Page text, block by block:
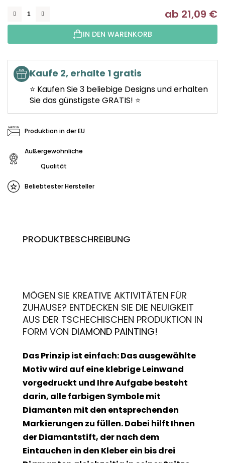
ab 21,09 €
IN DEN WARENKORB
Kaufe 2, erhalte 1 gratis
⭐ Kaufen Sie 3 beliebige Designs und erhalten
Sie das günstigste GRATIS! ⭐
Produktion in der EU
Außergewöhnliche
Qualität
Beliebtester Hersteller
PRODUKTBESCHREIBUNG
MÖGEN SIE KREATIVE AKTIVITÄTEN FÜR
ZUHAUSE? ENTDECKEN SIE DIE NEUIGKEIT
AUS DER TSCHECHISCHEN PRODUKTION IN
FORM VON DIAMOND PAINTING!
Das Prinzip ist einfach: Das ausgewählte
Motiv wird auf eine klebrige Leinwand
vorgedruckt und Ihre Aufgabe besteht
darin, alle farbigen Symbole mit
Diamanten mit den entsprechenden
Markierungen zu füllen. Dabei hilft Ihnen
der Diamantstift, der nach dem
Eintauchen in den Kleber ein bis drei